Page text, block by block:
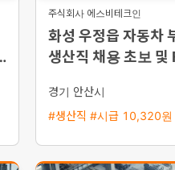
주식회사 에스비테크인
화성 우정읍 자동차
생산직 채용 초보 및
경기 안산시
#생산직 #시급 10,320원